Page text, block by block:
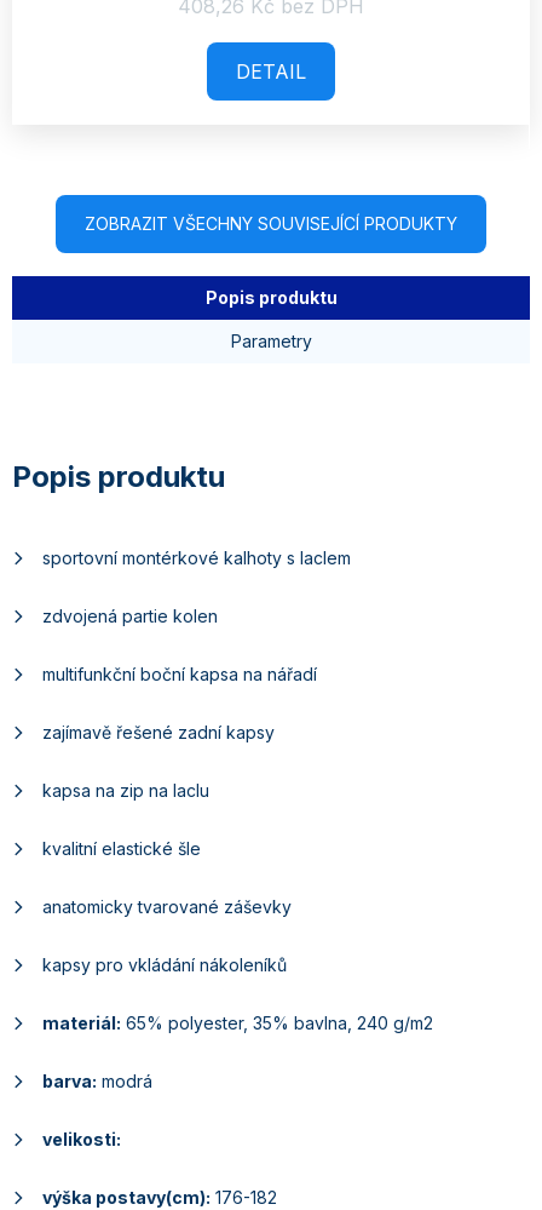
408,26 Kč bez DPH
DETAIL
ZOBRAZIT VŠECHNY SOUVISEJÍCÍ PRODUKTY
Popis produktu
Parametry
sportovní montérkové kalhoty s laclem
zdvojená partie kolen
multifunkční boční kapsa na nářadí
zajímavě řešené zadní kapsy
kapsa na zip na laclu
kvalitní elastické šle
anatomicky tvarované záševky
kapsy pro vkládání nákoleníků
materiál: 65% polyester, 35% bavlna, 240 g/m2
barva: modrá
velikosti:
výška postavy(cm): 176-182